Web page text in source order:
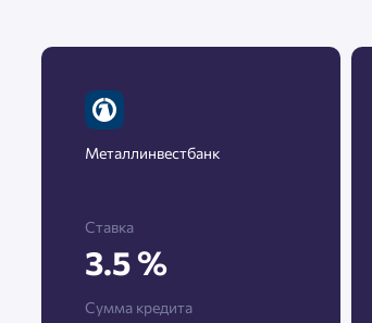
Металлинвестбанк
Ставка
3.5 %
Сумма кредита